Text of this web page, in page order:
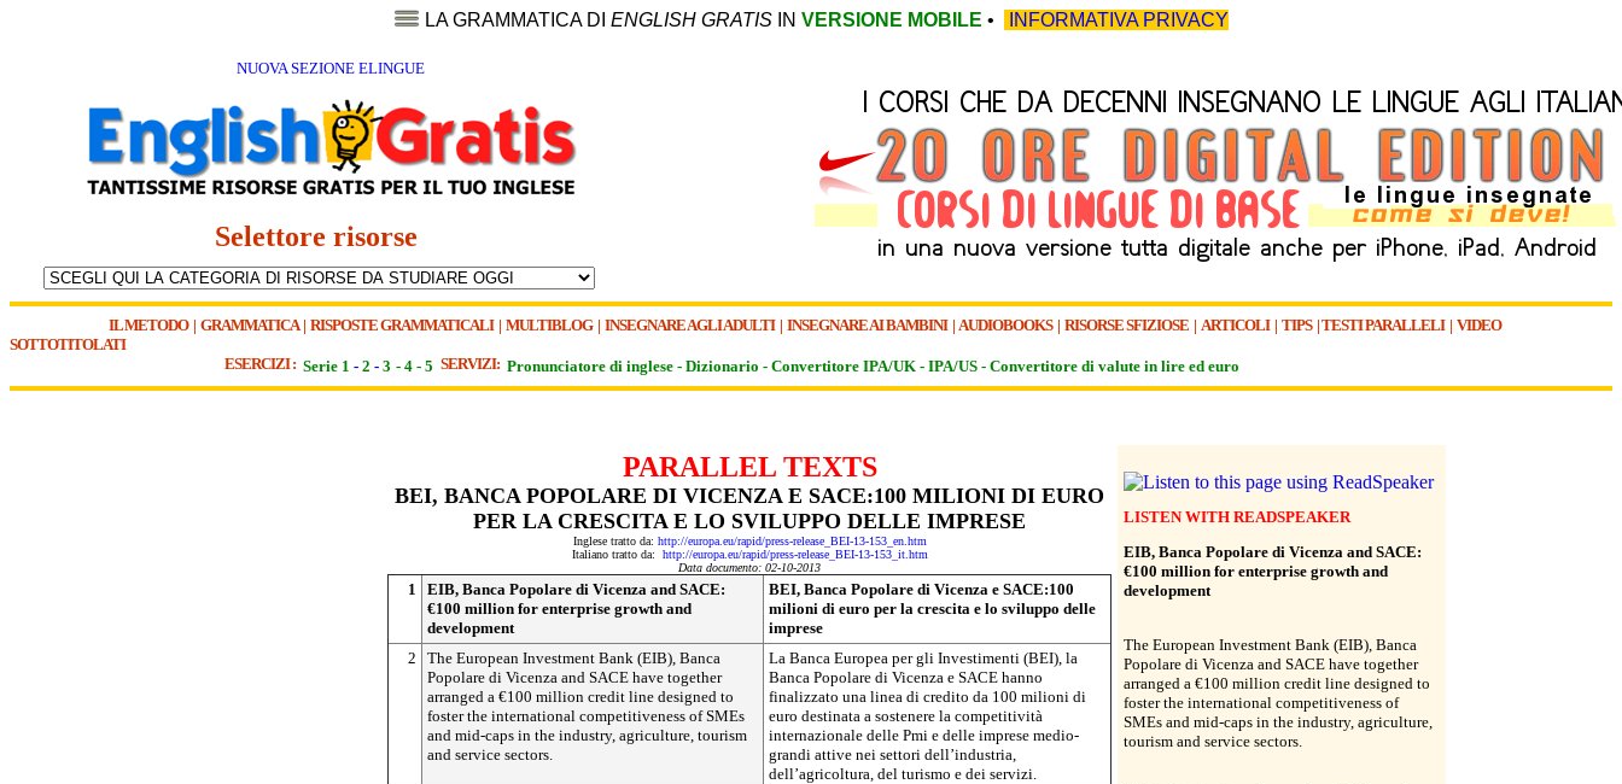
LA GRAMMATICA DI ENGLISH GRATIS IN VERSIONE MOBILE • INFORMATIVA PRIVACY
NUOVA SEZIONE ELINGUE
Selettore risorse
IL METODO| GRAMMATICA| RISPOSTE GRAMMATICALI| MULTIBLOG| INSEGNARE AGLI ADULTI | INSEGNARE AI BAMBINI| AUDIOBOOKS| RISORSE SFIZIOSE | ARTICOLI| TIPS|TESTI PARALLELI| VIDEO
SOTTOTITOLATI
ESERCIZI : Serie 1 - 2 - 3 - 4 - 5 SERVIZI: Pronunciatore di inglese - Dizionario - Convertitore IPA/UK - IPA/US - Convertitore di valute in lire ed euro
PARALLEL TEXTS
BEI, BANCA POPOLARE DI VICENZA E SACE:100 MILIONI DI EURO
PER LA CRESCITA E LO SVILUPPO DELLE IMPRESE
Inglese tratto da: http://europa.eu/rapid/press-release_BEI-13-153_en.htm
Italiano tratto da: http://europa.eu/rapid/press-release_BEI-13-153_it.htm
Data documento: 02-10-2013
1
EIB, Banca Popolare di Vicenza and SACE:
€100 million for enterprise growth and
development
BEI, Banca Popolare di Vicenza e SACE:100
milioni di euro per la crescita e lo sviluppo delle
imprese
2
The European Investment Bank (EIB), Banca
Popolare di Vicenza and SACE have together
arranged a €100 million credit line designed to
foster the international competitiveness of SMEs
and mid-caps in the industry, agriculture, tourism
and service sectors.
La Banca Europea per gli Investimenti (BEI), la
Banca Popolare di Vicenza e SACE hanno
finalizzato una linea di credito da 100 milioni di
euro destinata a sostenere la competitività
internazionale delle Pmi e delle imprese medio-
grandi attive nei settori dell’industria,
dell’agricoltura, del turismo e dei servizi.
LISTEN WITH READSPEAKER
EIB, Banca Popolare di Vicenza and SACE:
€100 million for enterprise growth and
development
The European Investment Bank (EIB), Banca
Popolare di Vicenza and SACE have together
arranged a €100 million credit line designed to
foster the international competitiveness of
SMEs and mid-caps in the industry, agriculture,
tourism and service sectors.